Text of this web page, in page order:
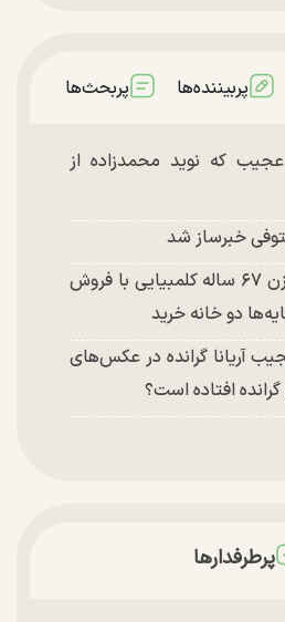
پربیننده‌ها پربحث‌ها
که نوید محمدزاده از
خبرساز شد
ملکه شایعه کلمبیا؛ زن ۶۷ ساله کلمبیایی با فروش
دو خانه خرید
آریانا گرانده در عکس‌های
افتاده است؟
پرطرفدارها